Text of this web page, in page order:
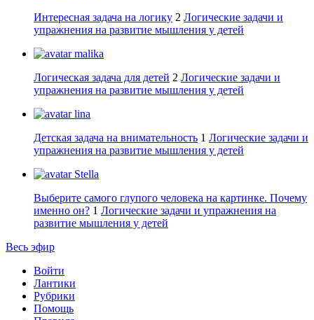
Интересная задача на логику 2 Логические задачи и
упражнения на развитие мышления у детей
malika
Логическая задача для детей 2 Логические задачи и
упражнения на развитие мышления у детей
lina
Детская задача на внимательность 1 Логические задачи и
упражнения на развитие мышления у детей
Stella
Выберите самого глупого человека на картинке. Почему
именно он? 1 Логические задачи и упражнения на
развитие мышления у детей
Весь эфир
Войти
Лантики
Рубрики
Помощь